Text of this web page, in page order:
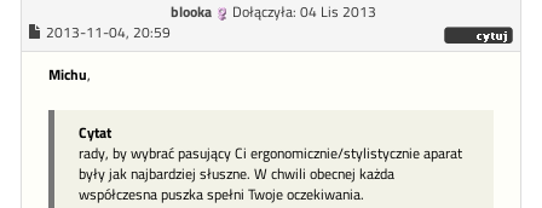
blooka
Dołączyła: 04 Lis 2013
2013-11-04, 20:59
Michu,
Cytat
rady, by wybrać pasujący Ci ergonomicznie/stylistycznie aparat
były jak najbardziej słuszne. W chwili obecnej każda
współczesna puszka spełni Twoje oczekiwania.